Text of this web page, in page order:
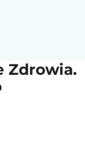
Zdrowia.